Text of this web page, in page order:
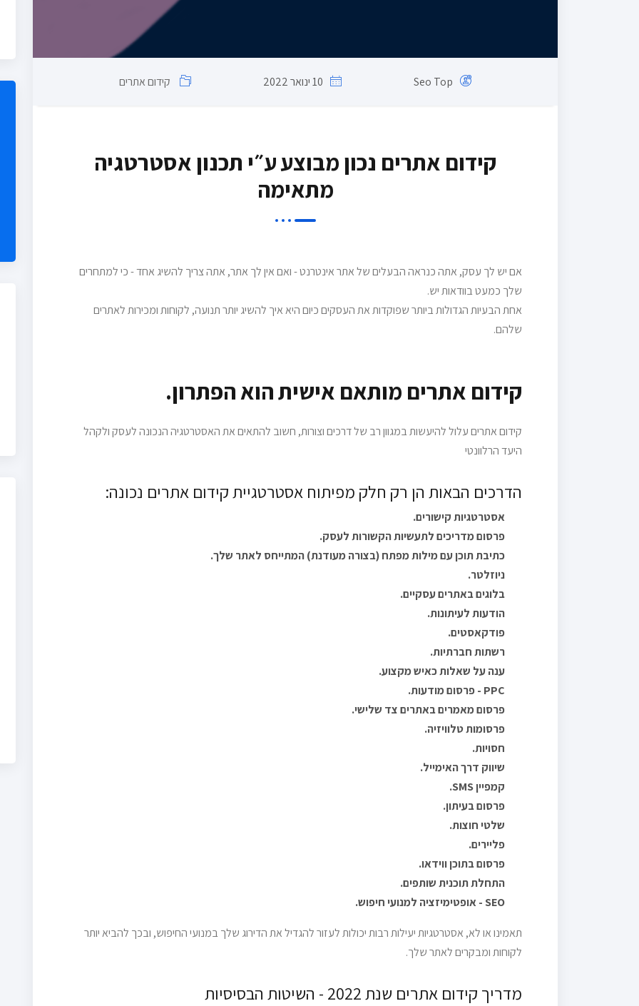
Seo Top
10ינואר 2022 קידום אתרים
קידום אתרים נכון מבוצע ע״י תכנון אסטרטגיה
מתאימה
אם יש לך עסק, אתה כנראה הבעלים של אתר אינטרנט - ואם אין לך אתר, אתה צריך להשיג אחד - כי למתחרים
שלך כמעט בוודאות יש.
אחת הבעיות הגדולות ביותר שפוקדות את העסקים כיום היא איך להשיג יותר תנועה, לקוחות ומכירות לאתרים
שלהם.
קידום אתרים מותאם אישית הוא הפתרון.
קידום אתרים עלול להיעשות במגוון רב של דרכים וצורות, חשוב להתאים את האסטרטגיה הנכונה לעסק ולקהל
היעד הרלוונטי
הדרכים הבאות הן רק חלק מפיתוח אסטרטגיית קידום אתרים נכונה:
אסטרטגיות קישורים.
פרסום מדריכים לתעשיות הקשורות לעסק.
כתיבת תוכן עם מילות מפתח (בצורה מעודנת) המתייחס לאתר שלך.
ניוזלטר.
בלוגים באתרים עסקיים.
הודעות לעיתונות.
פודקאסטים.
רשתות חברתיות.
ענה על שאלות כאיש מקצוע.
PPC - פרסום מודעות.
פרסום מאמרים באתרים צד שלישי.
פרסומות טלוויזיה.
חסויות.
שיווק דרך האימייל.
קמפיין SMS.
פרסום בעיתון.
שלטי חוצות.
פליירים.
פרסום בתוכן ווידאו.
התחלת תוכנית שותפים.
SEO - אופטימיזציה למנועי חיפוש.
תאמינו או לא, אסטרטגיות יעילות רבות יכולות לעזור להגדיל את הדירוג שלך במנועי החיפוש, ובכך להביא יותר
לקוחות ומבקרים לאתר שלך.
מדריך קידום אתרים שנת 2022 - השיטות הבסיסיות